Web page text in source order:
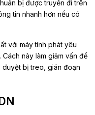
bị được truyền đi trên
tin nhanh hơn nếu có
với máy tính phát yêu
này làm giảm vấn đề
duyệt bị treo, gián đoạn